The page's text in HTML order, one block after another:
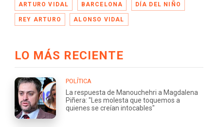
ARTURO VIDAL BARCELONA DÍA DEL NIÑO
REY ARTURO ALONSO VIDAL
LO MÁS RECIENTE
POLÍTICA
La respuesta de Manouchehri a Magdalena
Piñera: "Les molesta que toquemos a
quienes se creían intocables"